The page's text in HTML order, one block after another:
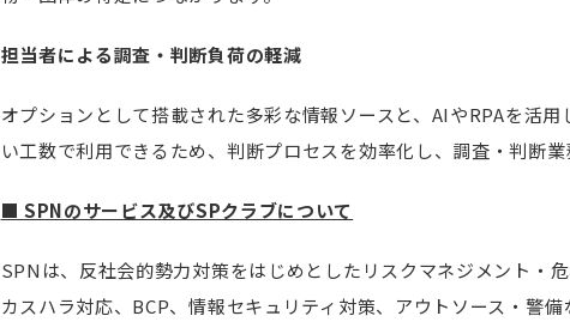
担当者による調査・判断負荷の軽減
オプションとして搭載された多彩な情報ソースと、AIやRPAを活
い工数で利用できるため、判断プロセスを効率化し、調査・判断
■ SPNのサービス及びSPクラブについて
SPNは、反社会的勢力対策をはじめとしたリスクマネジメント・
カスハラ対応、BCP、情報セキュリティ対策、アウトソース・警